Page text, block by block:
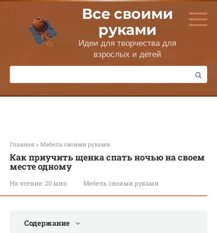
Перейти
контенту
Все своими
руками
Идеи для творчества для
взрослых и детей
Поиск:
Главная » Мебель своими руками
Как приучить щенка спать ночью на своем
месте одному
На чтение: 20 мин Мебель своими руками
Содержание